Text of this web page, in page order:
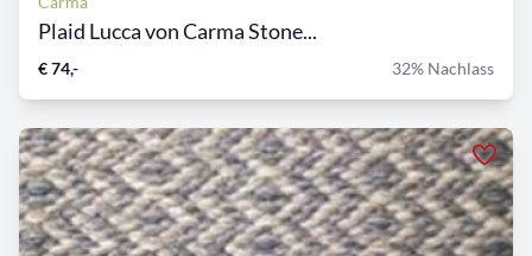
Plaid Lucca von Carma Stone...
€ 74,- 32% Nachlass